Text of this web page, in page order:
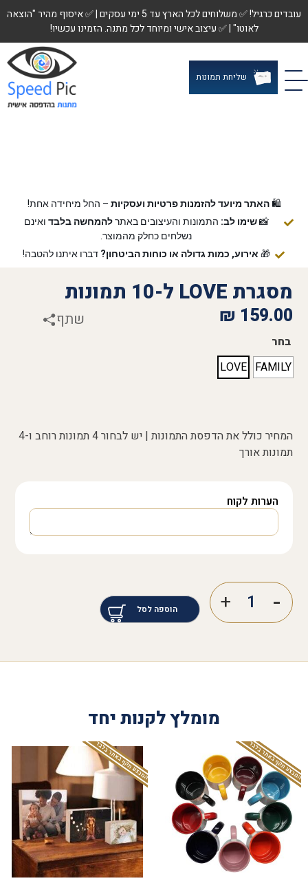
עובדים כרגיל! ✅ משלוחים לכל הארץ עד 5 ימי עסקים | ✅ איסוף מהיר "הוצאה
לאוטו" | ✅ עיצוב אישי ומיוחד לכל מתנה. הזמינו עכשיו!
שליחת תמונות
🛍️האתר מיועד להזמנות פרטיות ועסקיות – החל מיחידה אחת!
📸שימו לב: התמונות והעיצובים באתרלהמחשה בלבד ואינם
נשלחים כחלק מהמוצר.
🎁 אירוע, כמות גדולה או כוחות הביטחון? דברו איתנו להטבה!
מסגרת LOVE ל-10 תמונות
159.00
₪ שתף
בחר
FAMILY
LOVE
המחיר כולל את הדפסת התמונות | יש לבחור 4 תמונות רוחב ו-4
תמונות אורך
הערות לקוח
הוספה לסל
מומלץ לקנות יחד
המבצע תקף באתר בלבד המבצע תקף באתר בלבד